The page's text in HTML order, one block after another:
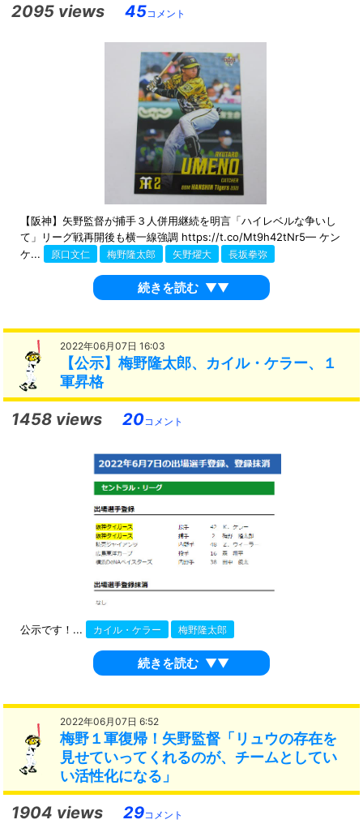
2095 views 45コメント
【阪神】矢野監督が捕手３人併用継続を明言「ハイレベルな争いし
て」リーグ戦再開後も横一線強調 https://t.co/Mt9h42tNr5— ケン
ケ...
原口文仁 梅野隆太郎 矢野燿大 長坂拳弥
続きを読む ▼▼
2022年06月07日 16:03
【公示】梅野隆太郎、カイル・ケラー、１
軍昇格
1458 views 20コメント
公示です！... カイル・ケラー 梅野隆太郎
続きを読む ▼▼
2022年06月07日 6:52
梅野１軍復帰！矢野監督「リュウの存在を
見せていってくれるのが、チームとしてい
い活性化になる」
1904 views 29コメント